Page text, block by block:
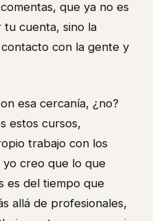
que ya no es
cuenta, sino la
con la gente y
esa cercanía, ¿no?
estos cursos,
trabajo con los
creo que lo que
es del tiempo que
allá de profesionales,